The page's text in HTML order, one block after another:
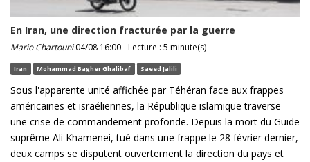
En Iran, une direction fracturée par la guerre
Mario Chartouni04/08 16:00 - Lecture : 5 minute(s)
Iran Mohammad Bagher Ghalibaf Saeed Jalili
Sous l'apparente unité affichée par Téhéran face aux frappes
américaines et israéliennes, la République islamique traverse
une crise de commandement profonde. Depuis la mort du Guide
suprême Ali Khamenei, tué dans une frappe le 28 février dernier,
deux camps se disputent ouvertement la direction du pays et